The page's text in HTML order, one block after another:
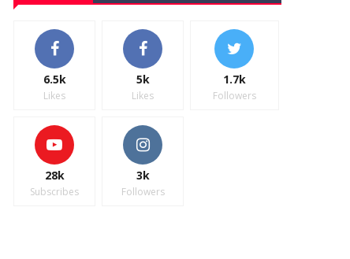
6.5k
Likes
5k
Likes
1.7k
Followers
28k
Subscribes
3k
Followers